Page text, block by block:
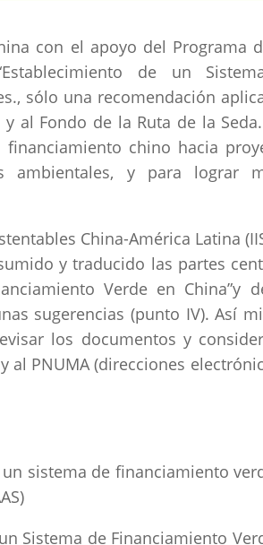
con el apoyo del Programa
de un
sólo una recomendación
al Fondo de la Ruta de la
chino hacia
ambientales, y para lograr
China-América Latina
y traducido las partes
Verde en China”y
sugerencias (punto IV). Así
los documentos y
al PNUMA (direcciones
sistema de financiamiento
Sistema de Financiamiento